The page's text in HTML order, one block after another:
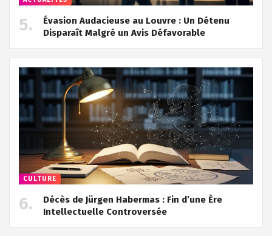
Évasion Audacieuse au Louvre : Un Détenu
Disparaît Malgré un Avis Défavorable
CULTURE
Décès de Jürgen Habermas : Fin d’une Ère
Intellectuelle Controversée